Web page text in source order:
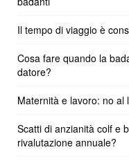
Il tempo di viaggio è
Cosa fare quando la
datore?
Maternità e lavoro: no al
Scatti di anzianità colf e
rivalutazione annuale?